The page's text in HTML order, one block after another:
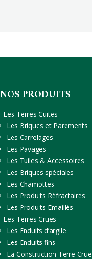
NOS PRODUITS
Les Terres Cuites
Les Briques et Parements
Les Carrelages
Les Pavages
Les Tuiles & Accessoires
Les Briques spéciales
Les Chamottes
Les Produits Réfractaires
Les Produits Emaillés
Les Terres Crues
Les Enduits d’argile
Les Enduits fins
La Construction Terre Crue